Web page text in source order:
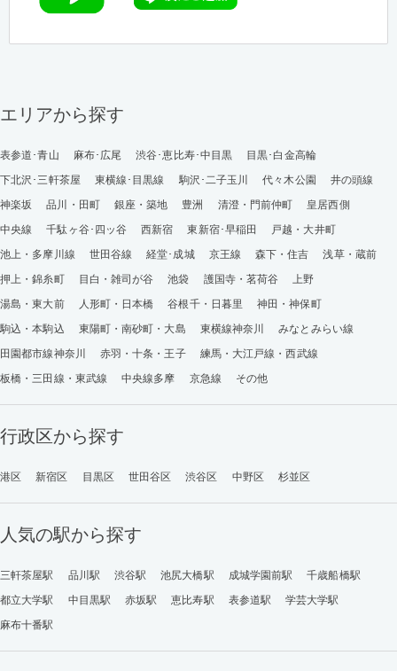
エリアから探す
表参道･青山 麻布･広尾 渋谷･恵比寿･中目黒
目黒･白金高輪
下北沢･三軒茶屋
東横線･目黒線 駒沢･二子玉川 代々木公園
井の頭線
神楽坂
品川・田町 銀座・築地 豊洲 清澄・門前仲町
皇居西側
中央線
千駄ヶ谷･四ッ谷 西新宿 東新宿･早稲田
戸越・大井町
池上・多摩川線
世田谷線 経堂･成城 京王線 森下・住吉
浅草・蔵前
押上・錦糸町
目白・雑司が谷 池袋 護国寺・茗荷谷
上野
湯島・東大前
人形町・日本橋 谷根千・日暮里
神田・神保町
駒込・本駒込
東陽町・南砂町・大島 東横線神奈川
みなとみらい線
田園都市線神奈川
赤羽・十条・王子
練馬・大江戸線・西武線
板橋・三田線・東武線
中央線多摩 京急線 その他
行政区から探す
港区 新宿区 目黒区 世田谷区 渋谷区 中野区 杉並区
人気の駅から探す
三軒茶屋駅 品川駅 渋谷駅 池尻大橋駅 成城学園前駅
千歳船橋駅
都立大学駅
中目黒駅 赤坂駅 恵比寿駅 表参道駅
学芸大学駅
麻布十番駅